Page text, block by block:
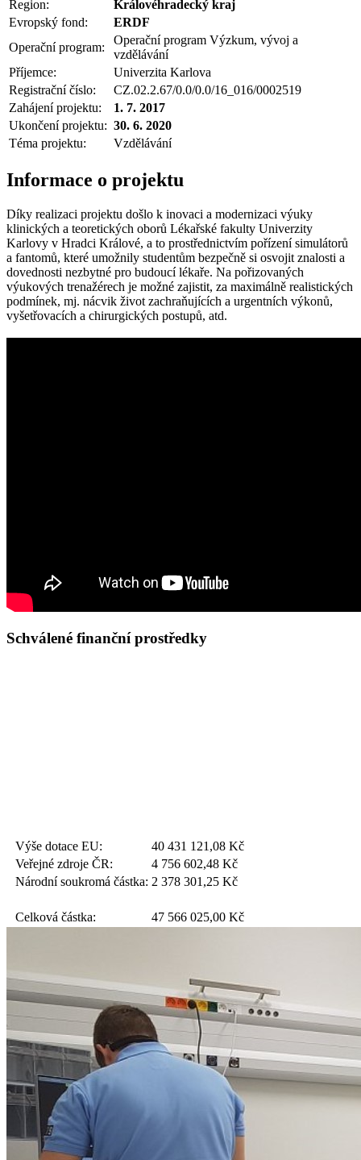
Region:
Královéhradecký kraj
Evropský fond:
ERDF
Operační program:
Operační program Výzkum, vývoj a
vzdělávání
Příjemce:
Univerzita Karlova
Registrační číslo:
CZ.02.2.67/0.0/0.0/16_016/0002519
Zahájení projektu:
1. 7. 2017
Ukončení projektu: 30. 6. 2020
Téma projektu:
Vzdělávání
Informace o projektu
Díky realizaci projektu došlo k inovaci a modernizaci výuky
klinických a teoretických oborů Lékařské fakulty Univerzity
Karlovy v Hradci Králové, a to prostřednictvím pořízení simulátorů
a fantomů, které umožnily studentům bezpečně si osvojit znalosti a
dovednosti nezbytné pro budoucí lékaře. Na pořizovaných
výukových trenažérech je možné zajistit, za maximálně realistických
podmínek, mj. nácvik život zachraňujících a urgentních výkonů,
vyšetřovacích a chirurgických postupů, atd.
Schválené finanční prostředky
Výše dotace EU: 40 431 121,08 Kč
Veřejné zdroje ČR:
4 756 602,48 Kč
Národní soukromá částka: 2 378 301,25 Kč
Celková částka: 47 566 025,00 Kč